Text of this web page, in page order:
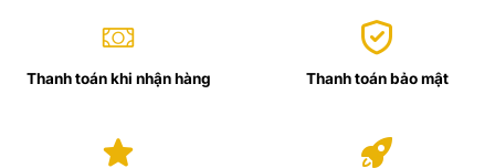
Thanh toán khi nhận hàng Thanh toán bảo mật